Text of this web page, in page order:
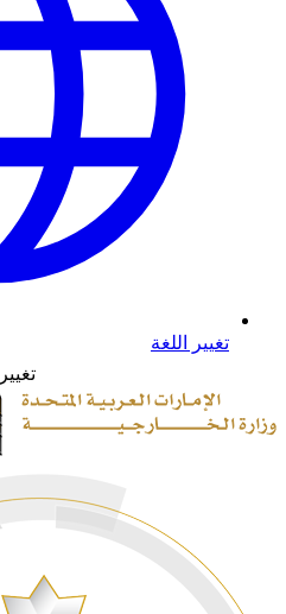
تغيير اللغة